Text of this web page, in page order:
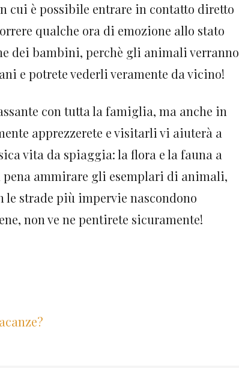
cui è possibile entrare in contatto diretto
qualche ora di emozione allo stato
dei bambini, perchè gli animali verranno
e potrete vederli veramente da vicino!
con tutta la famiglia, ma anche in
apprezzerete e visitarli vi aiuterà a
vita da spiaggia: la flora e la fauna a
pena ammirare gli esemplari di animali,
le strade più impervie nascondono
non ve ne pentirete sicuramente!